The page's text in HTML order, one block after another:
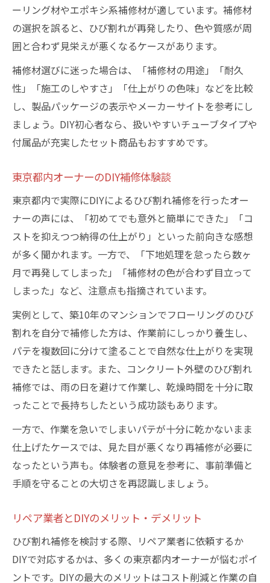
ーリング材やエポキシ系補修材が適しています。補修材
の選択を誤ると、ひび割れが再発したり、色や質感が周
囲と合わず見栄えが悪くなるケースがあります。
補修材選びに迷った場合は、「補修材の用途」「耐久
性」「施工のしやすさ」「仕上がりの色味」などを比較
し、製品パッケージの表示やメーカーサイトを参考にし
ましょう。DIY初心者なら、扱いやすいチューブタイプや
付属品が充実したセット商品もおすすめです。
東京都内オーナーのDIY補修体験談
東京都内で実際にDIYによるひび割れ補修を行ったオー
ナーの声には、「初めてでも意外と簡単にできた」「コ
ストを抑えつつ納得の仕上がり」といった前向きな感想
が多く聞かれます。一方で、「下地処理を怠ったら数ヶ
月で再発してしまった」「補修材の色が合わず目立って
しまった」など、注意点も指摘されています。
実例として、築10年のマンションでフローリングのひび
割れを自分で補修した方は、作業前にしっかり養生し、
パテを複数回に分けて塗ることで自然な仕上がりを実現
できたと話します。また、コンクリート外壁のひび割れ
補修では、雨の日を避けて作業し、乾燥時間を十分に取
ったことで長持ちしたという成功談もあります。
一方で、作業を急いでしまいパテが十分に乾かないまま
仕上げたケースでは、見た目が悪くなり再補修が必要に
なったという声も。体験者の意見を参考に、事前準備と
手順を守ることの大切さを再認識しましょう。
リペア業者とDIYのメリット・デメリット
ひび割れ補修を検討する際、リペア業者に依頼するか
DIYで対応するかは、多くの東京都内オーナーが悩むポイ
ントです。DIYの最大のメリットはコスト削減と作業の自